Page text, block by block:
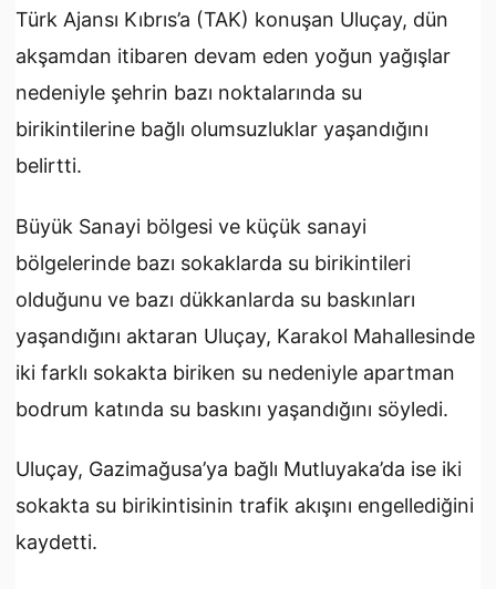
Türk Ajansı Kıbrıs’a (TAK) konuşan Uluçay, dün
akşamdan itibaren devam eden yoğun yağışlar
nedeniyle şehrin bazı noktalarında su
birikintilerine bağlı olumsuzluklar yaşandığını
belirtti.
Büyük Sanayi bölgesi ve küçük sanayi
bölgelerinde bazı sokaklarda su birikintileri
olduğunu ve bazı dükkanlarda su baskınları
yaşandığını aktaran Uluçay, Karakol Mahallesinde
iki farklı sokakta biriken su nedeniyle apartman
bodrum katında su baskını yaşandığını söyledi.
Uluçay, Gazimağusa’ya bağlı Mutluyaka’da ise iki
sokakta su birikintisinin trafik akışını engellediğini
kaydetti.